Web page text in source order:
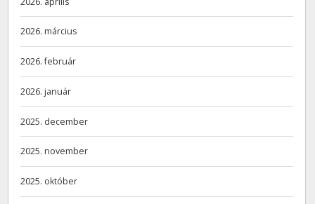
2026. március
2026. február
2026. január
2025. december
2025. november
2025. október